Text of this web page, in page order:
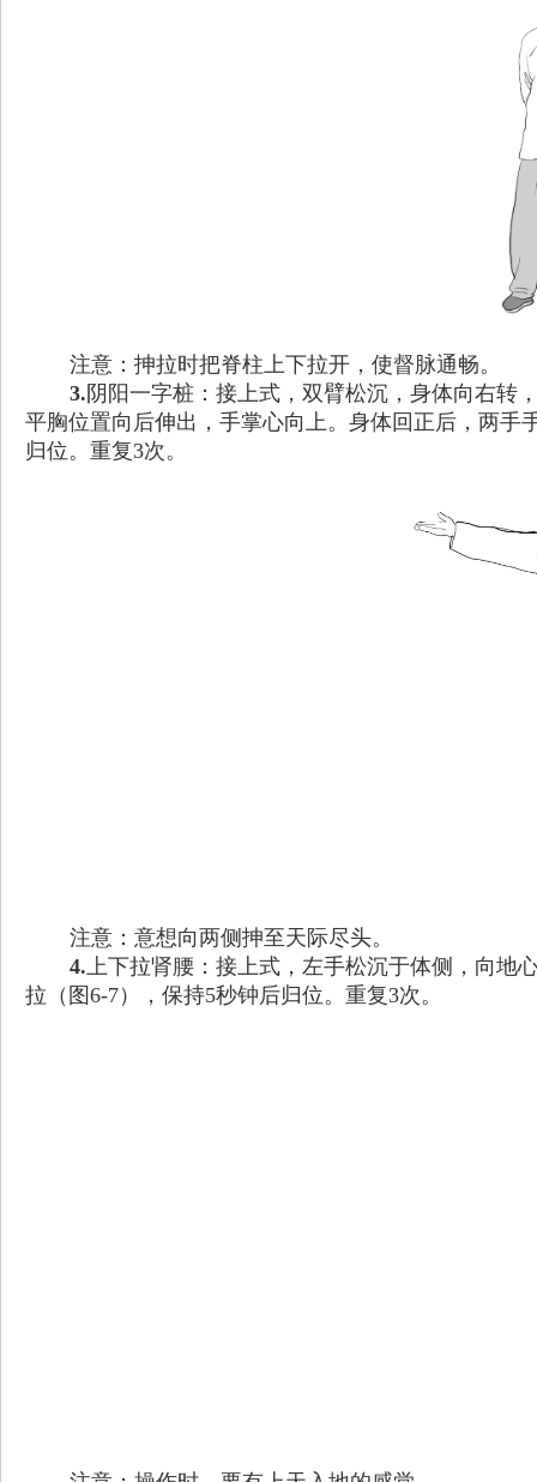
注意：抻拉时把脊柱上下拉开，使督脉通畅。
3. 阴阳一字桩：接上式，双臂松沉，身体向右转
平胸位置向后伸出，手掌心向上。身体回正后，两手
归位。重复3次。
注意：意想向两侧抻至天际尽头。
4.上下拉肾腰：接上式，左手松沉于体侧，向地
拉（图6-7），保持5秒钟后归位。重复3次。